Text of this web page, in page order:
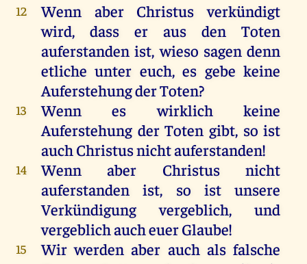
12 Wenn aber Christus
verkündigt
wird, dass er aus den
Toten
auferstanden ist, wieso sagen denn
etliche unter euch,es gebe keine
AuferstehungderToten?
13 Wenn es wirklichkeine
Auferstehung der Toten gibt, so ist
auchChristusnichtauferstanden!
14 Wenn aber Christus
nicht
auferstanden
ist, so ist
unsere
Verkündigung
vergeblich,und
vergeblichaucheuerGlaube!
15 Wir werden aber auch als falsche